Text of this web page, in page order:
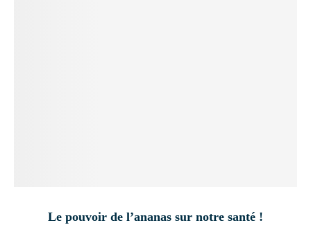
Le pouvoir de l’ananas sur notre santé !